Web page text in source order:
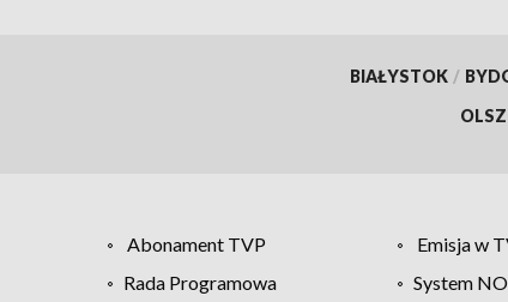
BIAŁYSTOK /
Abonament TVP Emisja w
Rada Programowa
System